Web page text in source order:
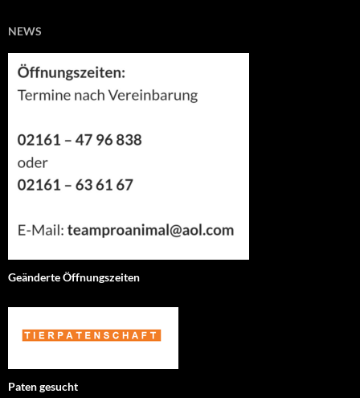
NEWS
Geänderte Öffnungszeiten
Paten gesucht